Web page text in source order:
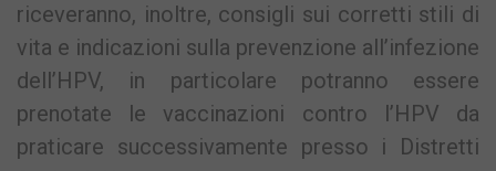
riceveranno, inoltre, consigli sui corretti stili di
vita e indicazioni sulla prevenzione all’infezione
dell’HPV, in particolare potranno essere
prenotate le vaccinazioni contro l’HPV da
praticare successivamente presso i Distretti